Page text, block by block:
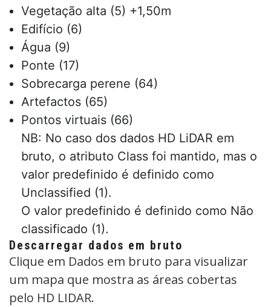
Vegetação alta (5) +1,50m
Edifício (6)
Água (9)
Ponte (17)
Sobrecarga perene (64)
Artefactos (65)
Pontos virtuais (66)
NB: No caso dos dados HD LiDAR em
bruto, o atributo Class foi mantido, mas o
valor predefinido é definido como
Unclassified (1).
O valor predefinido é definido como Não
classificado (1).
Descarregar dados em bruto
Clique em Dados em bruto para visualizar
um mapa que mostra as áreas cobertas
pelo HD LIDAR.